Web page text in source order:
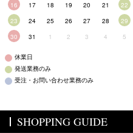
16
17 18 19 20 21
22
23
24 25 26 27 28
29
30
31 1 2 3 4 5
休業日
発送業務のみ
受注・お問い合わせ業務のみ
SHOPPING GUIDE